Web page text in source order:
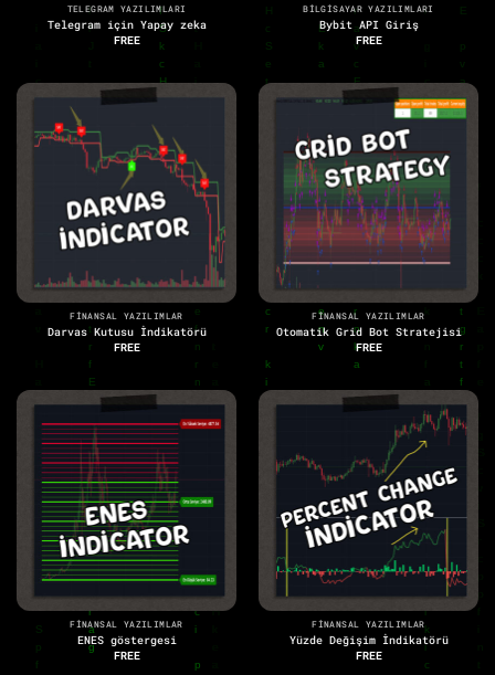
TELEGRAM YAZILIMLARI
Telegram için Yapay zeka
FREE
BILGISAYAR YAZILIMLARI
Bybit API Giriş
FREE
FINANSAL YAZILIMLAR
Darvas Kutusu İndikatörü
FREE
FINANSAL YAZILIMLAR
Otomatik Grid Bot Stratejisi
FREE
FINANSAL YAZILIMLAR
ENES göstergesi
FREE
FINANSAL YAZILIMLAR
Yüzde Değişim İndikatörü
FREE